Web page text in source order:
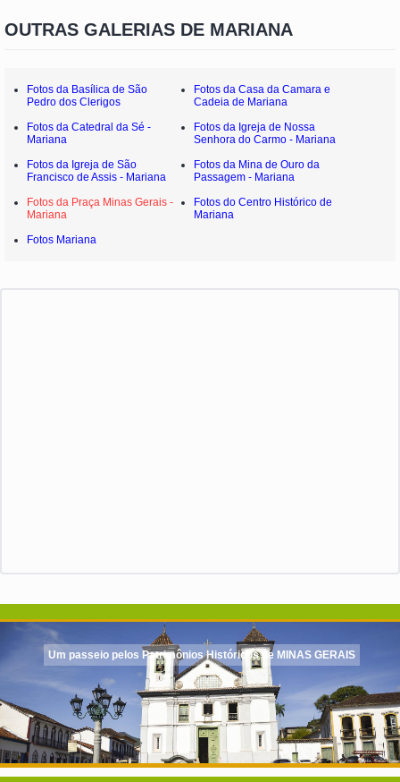
OUTRAS GALERIAS DE MARIANA
Fotos da Basílica de São
Pedro dos Clerigos
Fotos da Casa da Camara e
Cadeia de Mariana
Fotos da Catedral da Sé -
Mariana
Fotos da Igreja de Nossa
Senhora do Carmo - Mariana
Fotos da Igreja de São
Francisco de Assis - Mariana
Fotos da Mina de Ouro da
Passagem - Mariana
Fotos da Praça Minas Gerais -
Mariana
Fotos do Centro Histórico de
Mariana
Fotos Mariana
Um passeio pelos Patrimônios Históricos de MINAS GERAIS